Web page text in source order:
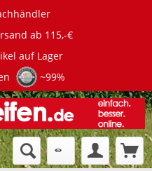
ab 115,-€
auf Lager
~99%